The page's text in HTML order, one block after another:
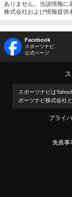
ありません。当該情報に
株式会社および情報提供
Facebook
スポーツナビ
公式ページ
スポーツナビは
ポーツナビ株式会社
プライ
免責事